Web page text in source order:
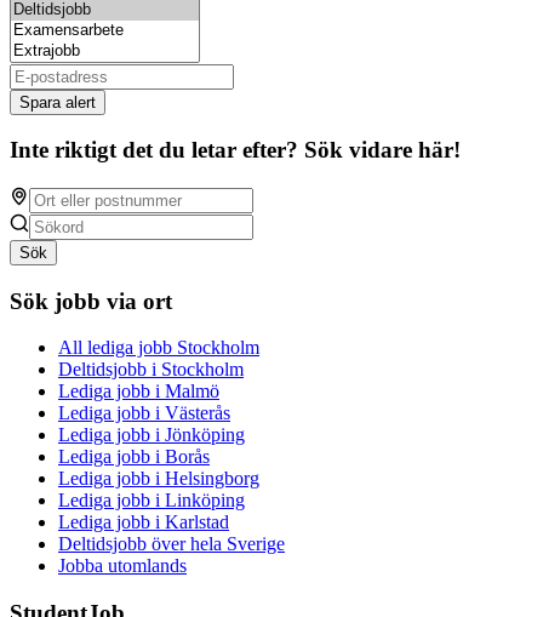
Spara alert
Inte riktigt det du letar efter? Sök vidare här!
Sök
Sök jobb via ort
All lediga jobb Stockholm
Deltidsjobb i Stockholm
Lediga jobb i Malmö
Lediga jobb i Västerås
Lediga jobb i Jönköping
Lediga jobb i Borås
Lediga jobb i Helsingborg
Lediga jobb i Linköping
Lediga jobb i Karlstad
Deltidsjobb över hela Sverige
Jobba utomlands